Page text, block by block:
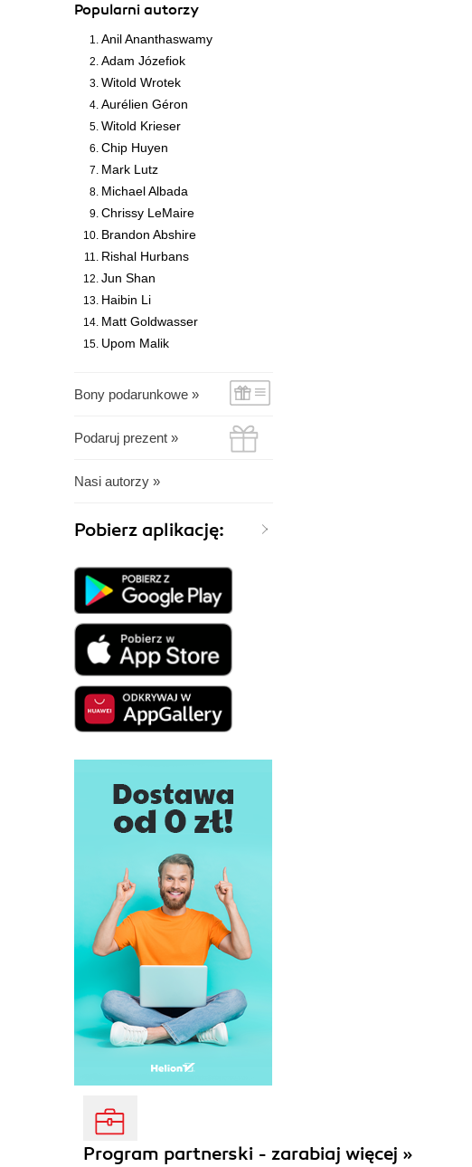
Popularni autorzy
Anil Ananthaswamy
Adam Józefiok
Witold Wrotek
Aurélien Géron
Witold Krieser
Chip Huyen
Mark Lutz
Michael Albada
Chrissy LeMaire
Brandon Abshire
Rishal Hurbans
Jun Shan
Haibin Li
Matt Goldwasser
Upom Malik
Bony podarunkowe »
Podaruj prezent »
Nasi autorzy »
Pobierz aplikację:
Program partnerski - zarabiaj więcej »